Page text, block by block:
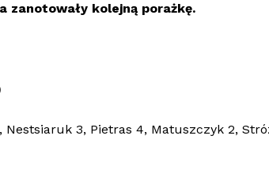
zanotowały kolejną porażkę.
3, Pietras 4, Matuszczyk 2,